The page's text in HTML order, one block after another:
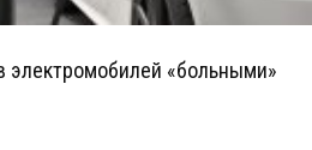
электромобилей «больными»